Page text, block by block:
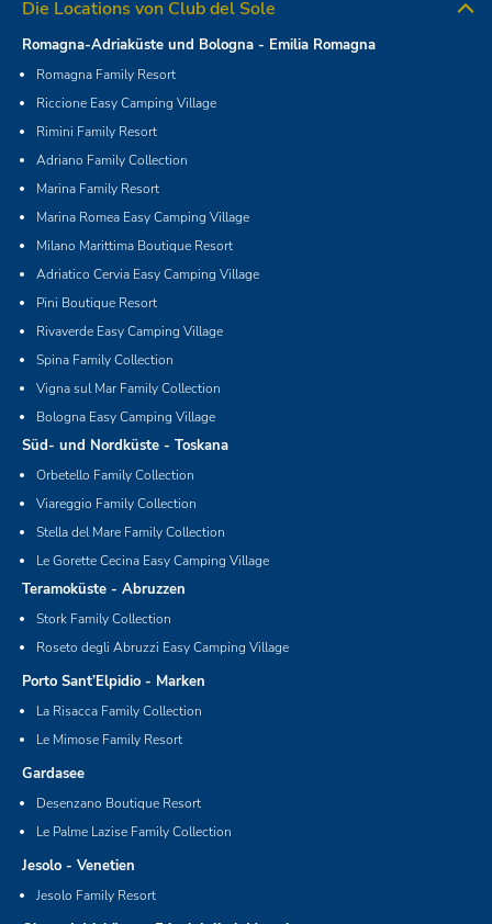
Die Locations von Club del Sole
Romagna-Adriaküste und Bologna - Emilia Romagna
Romagna Family Resort
Riccione Easy Camping Village
Rimini Family Resort
Adriano Family Collection
Marina Family Resort
Marina Romea Easy Camping Village
Milano Marittima Boutique Resort
Adriatico Cervia Easy Camping Village
Pini Boutique Resort
Rivaverde Easy Camping Village
Spina Family Collection
Vigna sul Mar Family Collection
Bologna Easy Camping Village
Süd- und Nordküste - Toskana
Orbetello Family Collection
Viareggio Family Collection
Stella del Mare Family Collection
Le Gorette Cecina Easy Camping Village
Teramoküste - Abruzzen
Stork Family Collection
Roseto degli Abruzzi Easy Camping Village
Porto Sant’Elpidio - Marken
La Risacca Family Collection
Le Mimose Family Resort
Gardasee
Desenzano Boutique Resort
Le Palme Lazise Family Collection
Jesolo - Venetien
Jesolo Family Resort